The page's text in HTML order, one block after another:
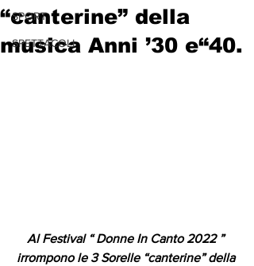
SPORT
SPETTACOLI
“canterine” della
musica Anni ’30 e“40.
Al Festival “ Donne In Canto 2022 ”
irrompono le 3 Sorelle “canterine” della